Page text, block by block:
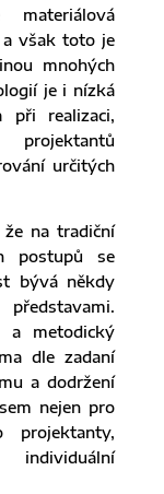
a však toto je
mnohých
je i nízká
při realizaci,
projektantů
určitých
na tradiční
postupů se
bývá někdy
a metodický
dle zadaní
a dodržení
nejen pro
individuální